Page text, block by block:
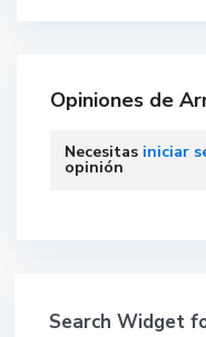
Opiniones de
Necesitas iniciar
opinión
Search Widget